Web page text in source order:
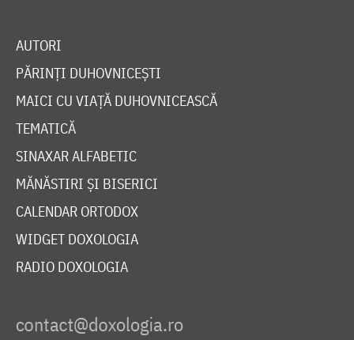
AUTORI
PĂRINȚI DUHOVNICEȘTI
MAICI CU VIAȚĂ DUHOVNICEASCĂ
TEMATICĂ
SINAXAR ALFABETIC
MĂNĂSTIRI ȘI BISERICI
CALENDAR ORTODOX
WIDGET DOXOLOGIA
RADIO DOXOLOGIA